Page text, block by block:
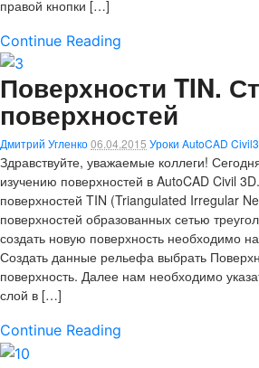
правой кнопки […]
Continue Reading
Поверхности TIN.
поверхностей
Дмитрий Угленко06.04.2015 Уроки AutoCAD
Здравствуйте, уважаемые коллеги!
изучению поверхностей в AutoCAD Civil
поверхностей TIN (Triangulated Irregular
поверхностей образованных сетью
создать новую поверхность необходимо
Создать данные рельефа выбрать
поверхность. Далее нам необходимо
слой в […]
Continue Reading